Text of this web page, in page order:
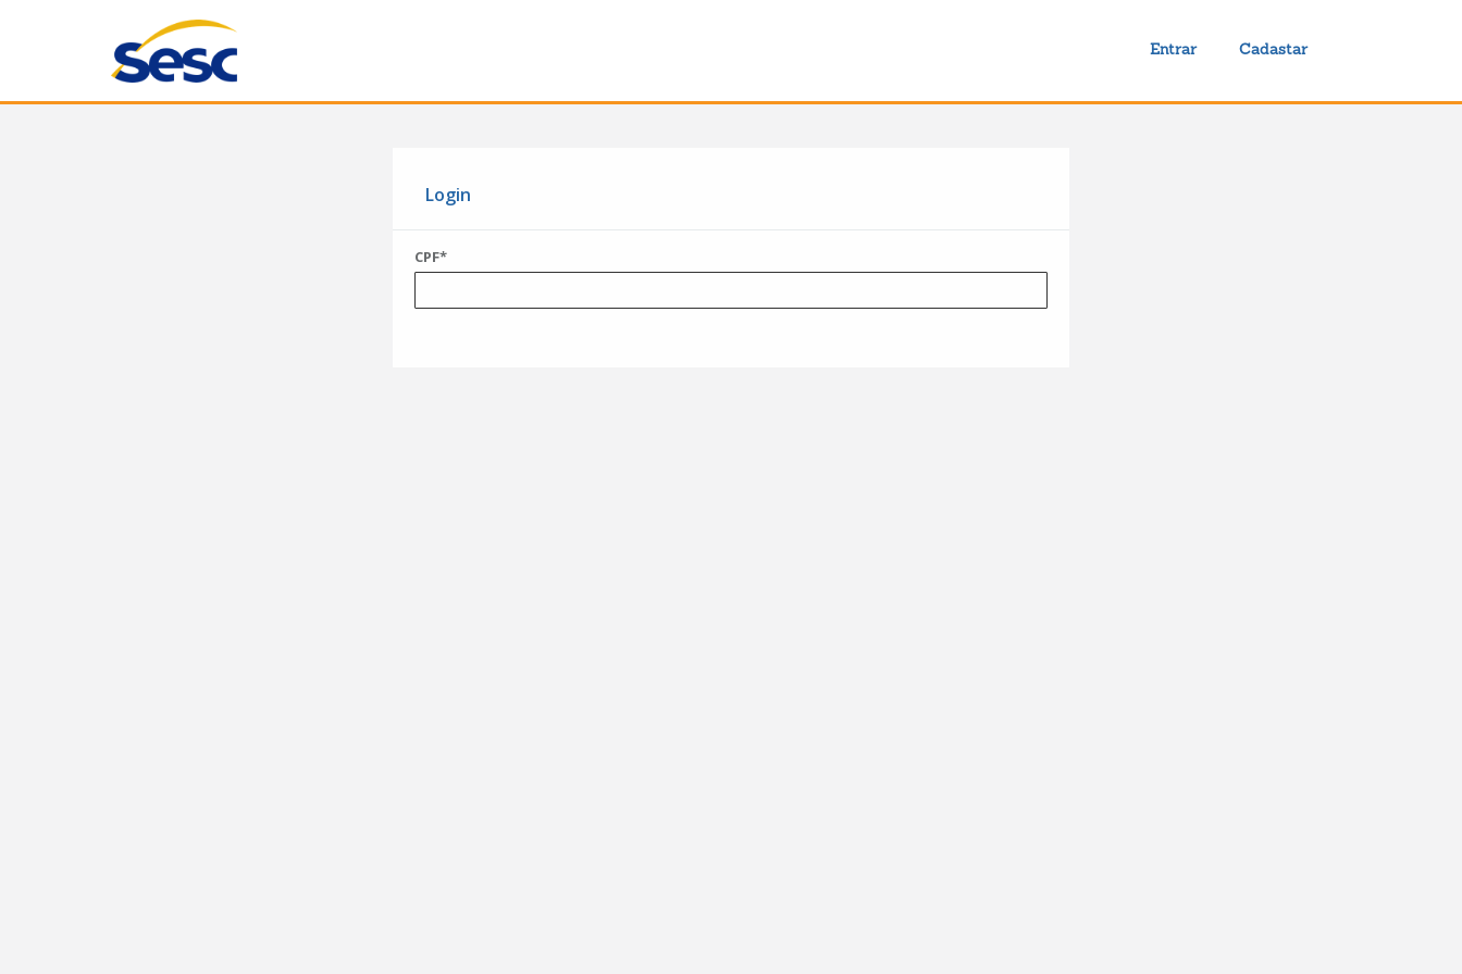
Entrar Cadastar
Login
CPF*